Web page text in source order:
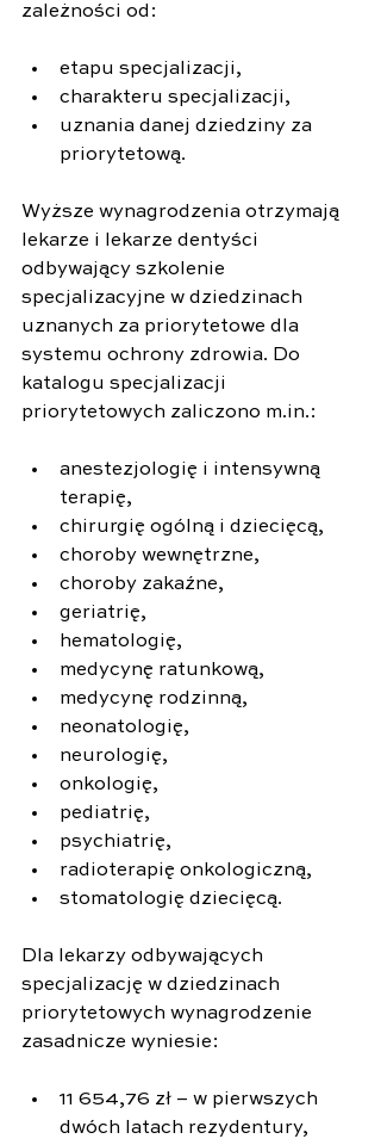
zależności od:
etapu specjalizacji,
charakteru specjalizacji,
uznania danej dziedziny za
priorytetową.
Wyższe wynagrodzenia otrzymają
lekarze i lekarze dentyści
odbywający szkolenie
specjalizacyjne w dziedzinach
uznanych za priorytetowe dla
systemu ochrony zdrowia. Do
katalogu specjalizacji
priorytetowych zaliczono m.in.:
anestezjologię i intensywną
terapię,
chirurgię ogólną i dziecięcą,
choroby wewnętrzne,
choroby zakaźne,
geriatrię,
hematologię,
medycynę ratunkową,
medycynę rodzinną,
neonatologię,
neurologię,
onkologię,
pediatrię,
psychiatrię,
radioterapię onkologiczną,
stomatologię dziecięcą.
Dla lekarzy odbywających
specjalizację w dziedzinach
priorytetowych wynagrodzenie
zasadnicze wyniesie:
11 654,76 zł – w pierwszych
dwóch latach rezydentury,